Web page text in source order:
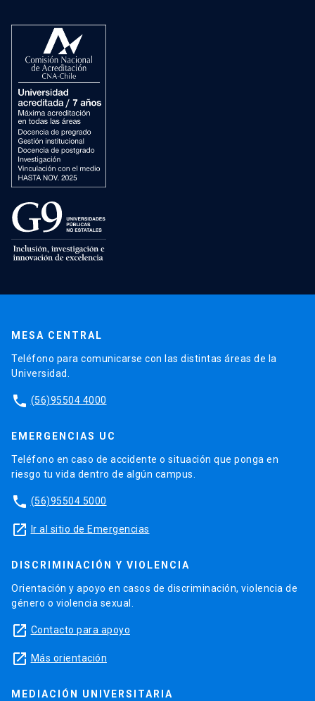
MESA CENTRAL
Teléfono para comunicarse con las distintas áreas de la
Universidad.
phone (56)95504 4000
EMERGENCIAS UC
Teléfono en caso de accidente o situación que ponga en
riesgo tu vida dentro de algún campus.
phone (56)95504 5000
launch Ir al sitio de Emergencias
DISCRIMINACIÓN Y VIOLENCIA
Orientación y apoyo en casos de discriminación, violencia de
género o violencia sexual.
launch Contacto para apoyo
launch Más orientación
MEDIACIÓN UNIVERSITARIA